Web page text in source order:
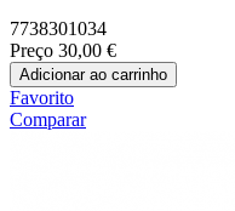
7738301034
Preço 30,00 €
Adicionar ao carrinho
Favorito
Comparar